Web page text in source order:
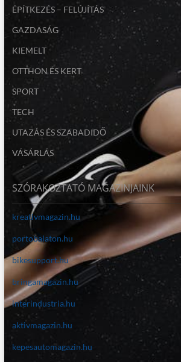
ÉPÍTKEZÉS – FELÚJÍTÁS
GAZDASÁG
KIEMELT
OTTHON ÉS KERT
SPORT
TECH
UTAZÁS ÉS SZABADIDŐ
VÁSÁRLÁS
SZÓRAKOZTATÓ MAGAZINJAINK
kreativmagazin.hu
portobalaton.hu
bikesupport.hu
bringamagazin.hu
interindustria.hu
aktivmagazin.hu
kepesautomagazin.hu